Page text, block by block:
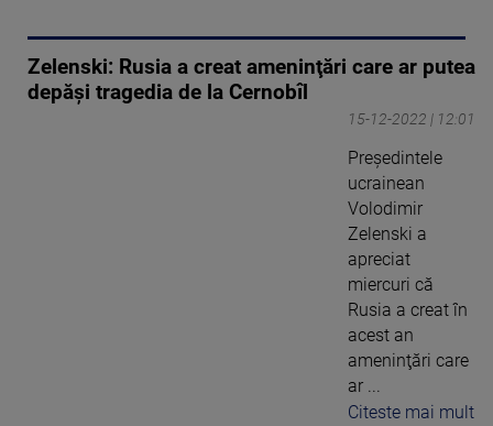
Zelenski: Rusia a creat ameninţări care ar putea
depăşi tragedia de la Cernobîl
15-12-2022 | 12:01
Preşedintele
ucrainean
Volodimir
Zelenski a
apreciat
miercuri că
Rusia a creat în
acest an
ameninţări care
ar ...
Citeste mai mult